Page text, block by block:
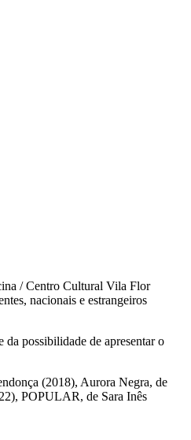
/ Centro Cultural Vila Flor
nacionais e estrangeiros
possibilidade de apresentar o
(2018), Aurora Negra, de
POPULAR, de Sara Inês